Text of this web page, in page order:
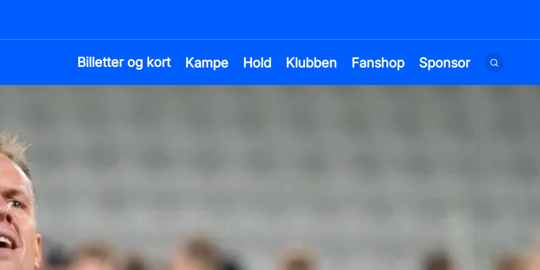
Billetter og kort Kampe Hold Klubben Fanshop Sponsor